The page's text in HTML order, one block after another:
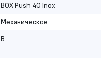
BOX Push 40 Inox
Механическое
B